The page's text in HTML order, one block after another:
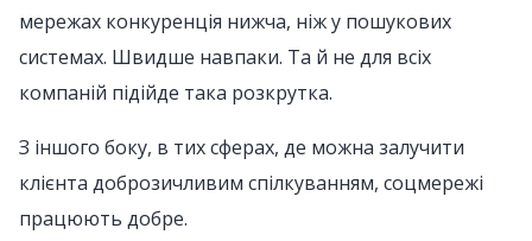
мережах конкуренція нижча, ніж у пошукових
системах. Швидше навпаки. Та й не для всіх
компаній підійде така розкрутка.
З іншого боку, в тих сферах, де можна залучити
клієнта доброзичливим спілкуванням, соцмережі
працюють добре.